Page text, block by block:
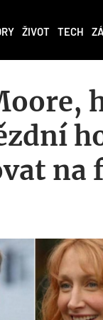
ŽIVOT TECH
na